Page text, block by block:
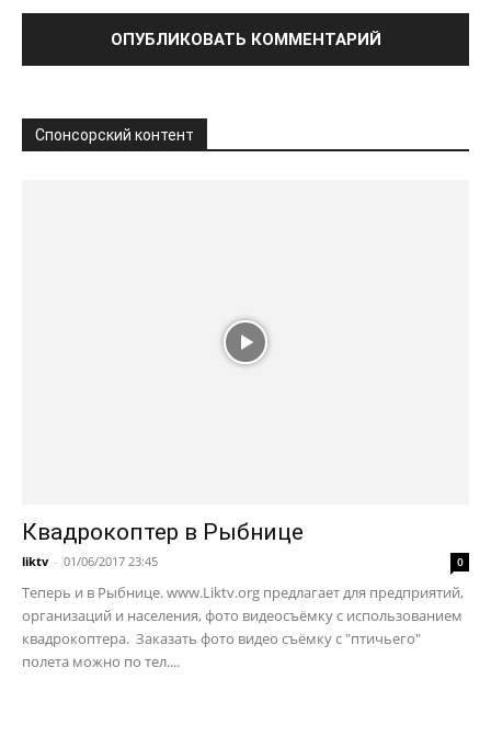
Спонсорский контент
Квадрокоптер в Рыбнице
liktv - 01/06/2017 23:45 0
Теперь и в Рыбнице. www.Liktv.org предлагает для предприятий,
организаций и населения, фото видеосъёмку с использованием
квадрокоптера. Заказать фото видео съёмку с "птичьего"
полета можно по тел....